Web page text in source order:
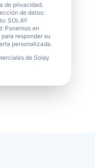
de privacidad.
de datos:
SOLAY
Ponernos en
responder su
personalizada.
de Solay